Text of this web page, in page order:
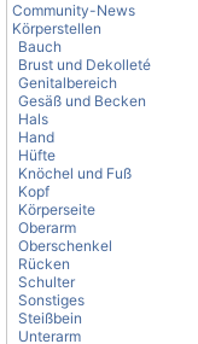
Community-News
Körperstellen
Bauch
Brust und Dekolleté
Genitalbereich
Gesäß und Becken
Hals
Hand
Hüfte
Knöchel und Fuß
Kopf
Körperseite
Oberarm
Oberschenkel
Rücken
Schulter
Sonstiges
Steißbein
Unterarm